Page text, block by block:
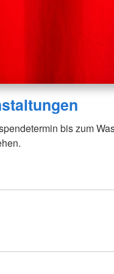
bis zum